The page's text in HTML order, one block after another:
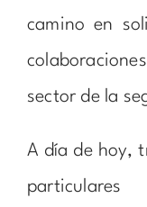
camino en
sector de la
A día de hoy,